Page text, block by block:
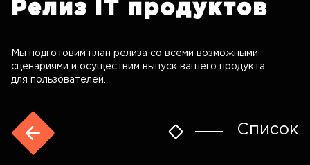
Релиз IT продуктов
Мы подготовим план релиза со всеми возможными
сценариями и осуществим выпуск вашего продукта
для пользователей.
Список